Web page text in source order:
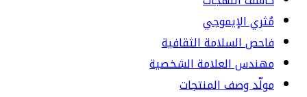
مُثري الإيموجي
فاحص السلامة الثقافية
مهندس العلامة الشخصية
مولّد وصف المنتجات